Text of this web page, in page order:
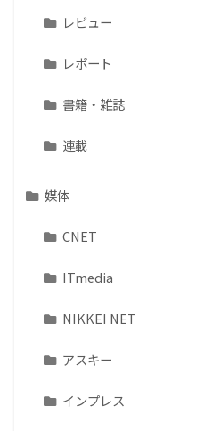
レビュー
レポート
書籍・雑誌
連載
媒体
CNET
ITmedia
NIKKEI NET
アスキー
インプレス